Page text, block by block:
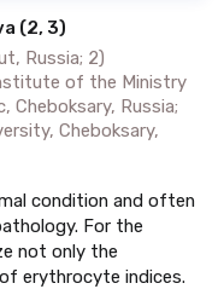
(2, 3)
Russia; 2)
of the Ministry
Cheboksary, Russia;
Cheboksary,
condition and often
For the
not only the
erythrocyte indices.